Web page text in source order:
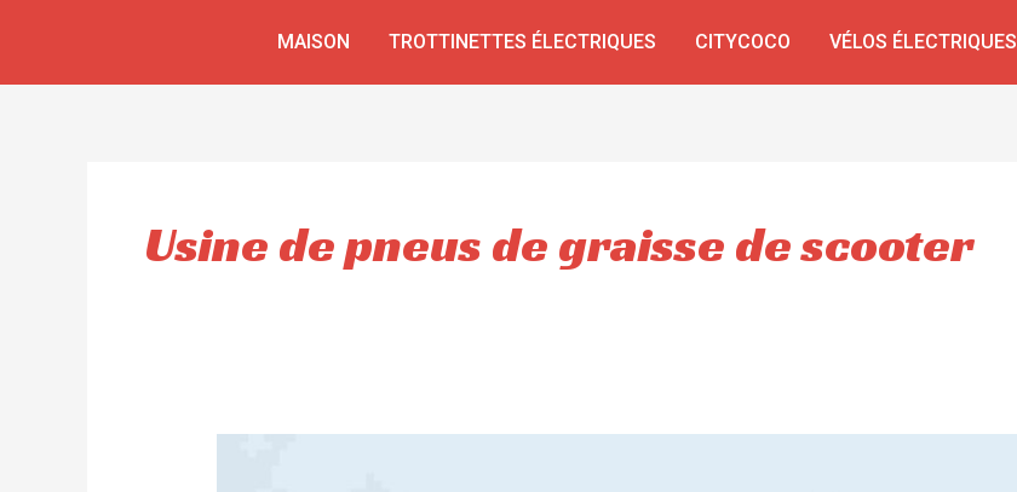
MAISON TROTTINETTES ÉLECTRIQUES CITYCOCO VÉLOS ÉLECTRIQUES
Usine de pneus de graisse de scooter